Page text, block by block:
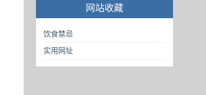
网站收藏
饮食禁忌
实用网址